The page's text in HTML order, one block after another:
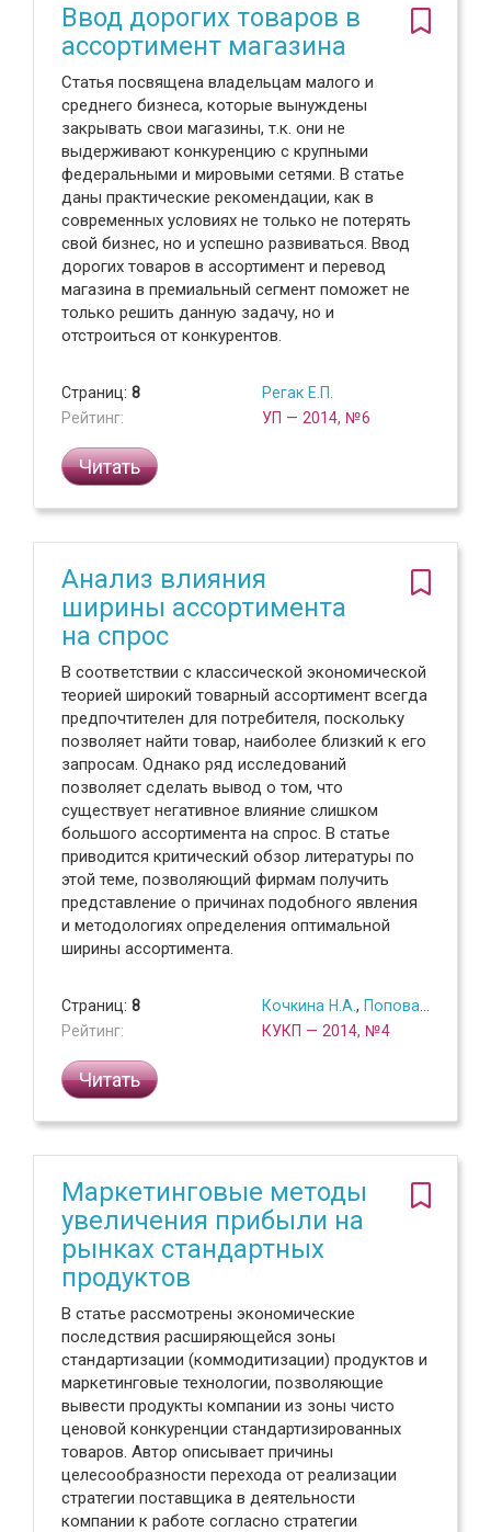
Ввод дорогих товаров в
ассортимент магазина
Статья посвящена владельцам малого и
среднего бизнеса, которые вынуждены
закрывать свои магазины, т.к. они не
выдерживают конкуренцию с крупными
федеральными и мировыми сетями. В статье
даны практические рекомендации, как в
современных условиях не только не потерять
свой бизнес, но и успешно развиваться. Ввод
дорогих товаров в ассортимент и перевод
магазина в премиальный сегмент поможет не
только решить данную задачу, но и
отстроиться от конкурентов.
Страниц: 8
Рейтинг:
Регак Е.П.
УП — 2014, №6
Читать
Анализ влияния
ширины ассортимента
на спрос
В соответствии с классической экономической
теорией широкий товарный ассортимент всегда
предпочтителен для потребителя, поскольку
позволяет найти товар, наиболее близкий к его
запросам. Однако ряд исследований
позволяет сделать вывод о том, что
существует негативное влияние слишком
большого ассортимента на спрос. В статье
приводится критический обзор литературы по
этой теме, позволяющий фирмам получить
представление о причинах подобного явления
и методологиях определения оптимальной
ширины ассортимента.
Страниц: 8
Рейтинг:
Кочкина Н.А. , Попова Е.А.
КУКП — 2014, №4
Читать
Маркетинговые методы
увеличения прибыли на
рынках стандартных
продуктов
В статье рассмотрены экономические
последствия расширяющейся зоны
стандартизации (коммодитизации) продуктов и
маркетинговые технологии, позволяющие
вывести продукты компании из зоны чисто
ценовой конкуренции стандартизированных
товаров. Автор описывает причины
целесообразности перехода от реализации
стратегии поставщика в деятельности
компании к работе согласно стратегии